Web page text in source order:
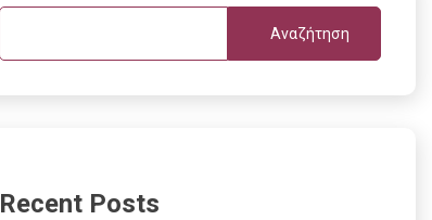
Αναζήτηση
Recent Posts